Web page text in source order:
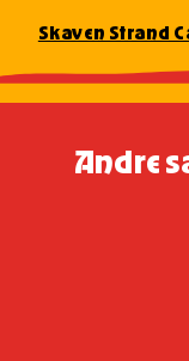
Skaven Strand
Andre